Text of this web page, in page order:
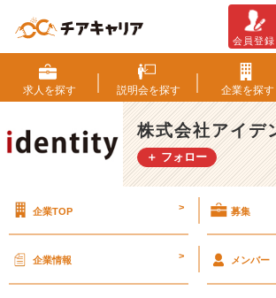
茶
大
好
き
人
間
毎
れ
会員登録
求人を探す 説明会を探す 企業を探す
株式会社アイデ
＋ フォロー
企業TOP > 募集
企業情報 > メンバー